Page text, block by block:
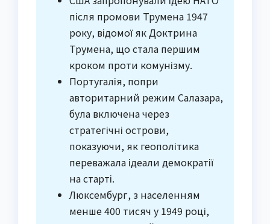
після промови Трумена 1947
року, відомої як Доктрина
Трумена, що стала першим
кроком проти комунізму.
Португалія, попри
авторитарний режим Салазара,
була включена через
стратегічні острови,
показуючи, як геополітика
переважала ідеали демократії
на старті.
Люксембург, з населенням
менше 400 тисяч у 1949 році,